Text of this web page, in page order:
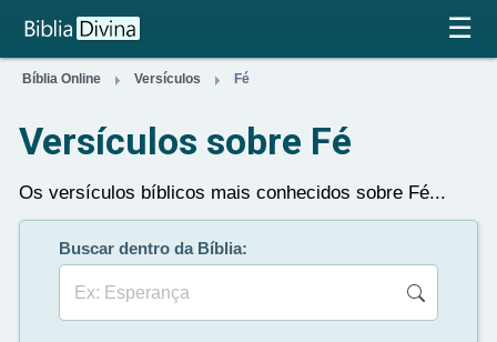
×
☰
Bíblia Online  Versículos  Fé
Versículos sobre Fé
Os versículos bíblicos mais conhecidos sobre Fé...
Buscar dentro da Bíblia: